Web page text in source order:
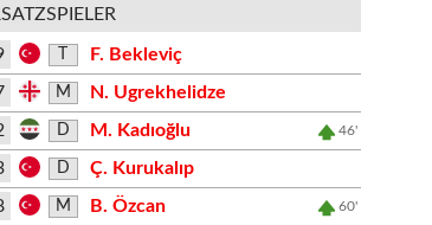
F. Bekleviç
M
N. Ugrekhelidze
D M. Kadıoğlu 46'
D
Ç. Kurukalıp
M B. Özcan 60'